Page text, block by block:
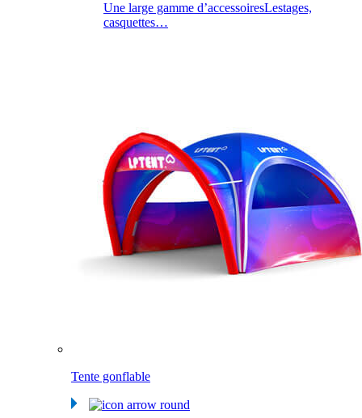
Une large gamme d’accessoiresLestages,
casquettes…
Tente gonflable